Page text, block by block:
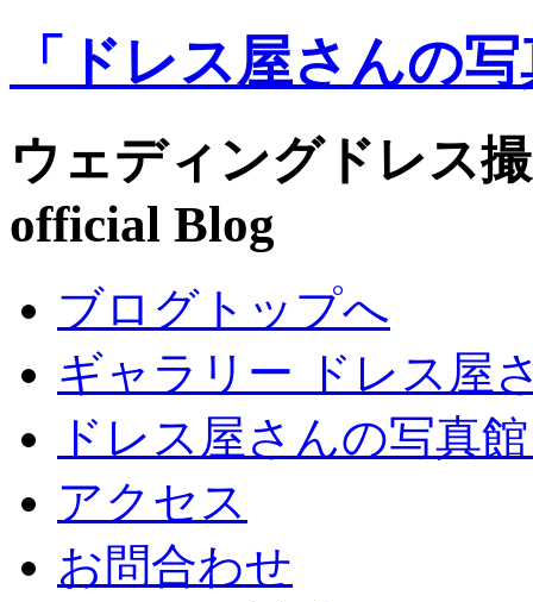
「ドレス屋さんの
ウェディングドレス
official Blog
ブログトップへ
ギャラリー ドレス屋
ドレス屋さんの写真
アクセス
お問合わせ